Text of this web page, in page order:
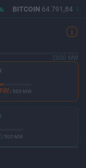
BITCOIN64 791,84
2000 MW
/ 500 MW
/ 500 MW